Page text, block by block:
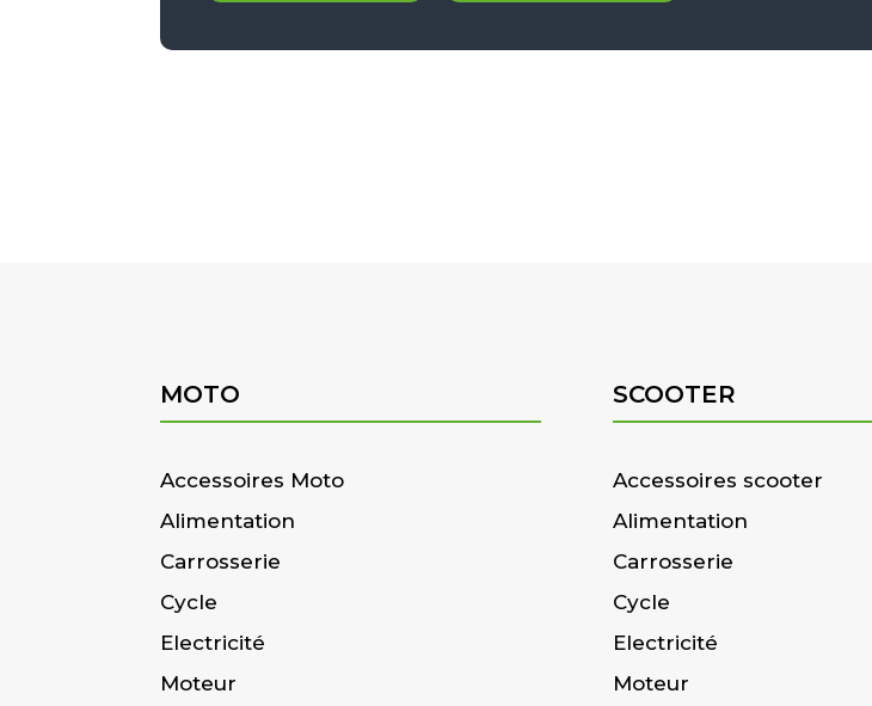
MOTO
Accessoires Moto
Alimentation
Carrosserie
Cycle
Electricité
Moteur
SCOOTER
Accessoires scooter
Alimentation
Carrosserie
Cycle
Electricité
Moteur